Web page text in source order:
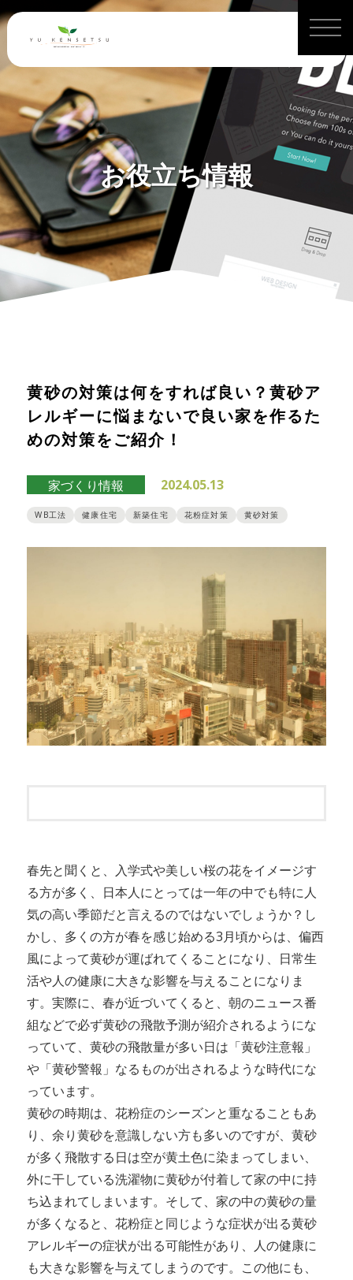
お役立ち情報
黄砂の対策は何をすれば良い？黄砂ア
レルギーに悩まないで良い家を作るた
めの対策をご紹介！
家づくり情報 2024.05.13
WB工法 健康住宅 新築住宅 花粉症対策 黄砂対策
春先と聞くと、入学式や美しい桜の花をイメージす
る方が多く、日本人にとっては一年の中でも特に人
気の高い季節だと言えるのではないでしょうか？し
かし、多くの方が春を感じ始める3月頃からは、偏西
風によって黄砂が運ばれてくることになり、日常生
活や人の健康に大きな影響を与えることになりま
す。実際に、春が近づいてくると、朝のニュース番
組などで必ず黄砂の飛散予測が紹介されるようにな
っていて、黄砂の飛散量が多い日は「黄砂注意報」
や「黄砂警報」なるものが出されるような時代にな
っています。
黄砂の時期は、花粉症のシーズンと重なることもあ
り、余り黄砂を意識しない方も多いのですが、黄砂
が多く飛散する日は空が黄土色に染まってしまい、
外に干している洗濯物に黄砂が付着して家の中に持
ち込まれてしまいます。そして、家の中の黄砂の量
が多くなると、花粉症と同じような症状が出る黄砂
アレルギーの症状が出る可能性があり、人の健康に
も大きな影響を与えてしまうのです。この他にも、